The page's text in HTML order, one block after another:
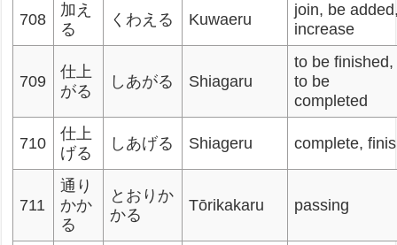
708
加え
る
くわえる Kuwaeru
join, be
increase
709
仕上
がる
しあがる Shiagaru
to be finished,
to be
completed
710
仕上
げる
しあげる Shiageru complete,
711
通り
かか
る
とおりか
かる
Tōrikakaru passing